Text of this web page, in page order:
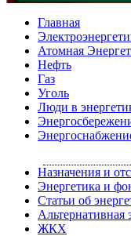
Главная
Атомная
Нефть
Газ
Уголь
Люди в
Назначения и
Энергетика и
Статьи об
Альтернативная
ЖКХ